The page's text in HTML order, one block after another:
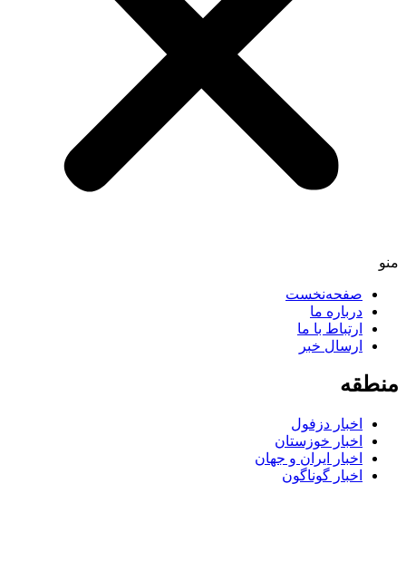
صفحه‌نخست
درباره ما
ارتباط با ما
ارسال خبر
اخبار دزفول
اخبار خوزستان
اخبار ایران و جهان
اخبار گوناگون